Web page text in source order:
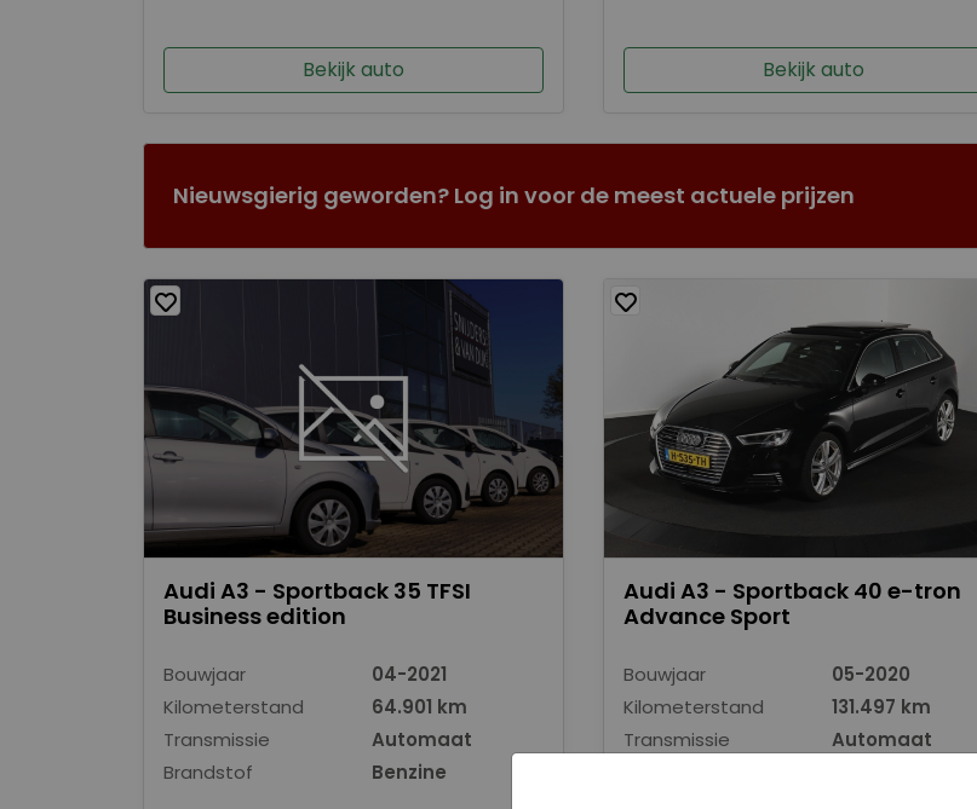
Bekijk auto Bekijk auto
Nieuwsgierig geworden? Log in voor de meest actuele prijzen
Audi A3 - Sportback 35 TFSI
Business edition
Bouwjaar
04-2021
Kilometerstand
64.901 km
Transmissie
Automaat
Brandstof
Benzine
Audi A3 - Sportback 40 e-tron
Advance Sport
Bouwjaar
05-2020
Kilometerstand
131.497 km
Transmissie
Automaat